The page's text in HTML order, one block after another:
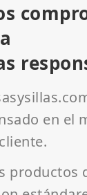
en el
productos